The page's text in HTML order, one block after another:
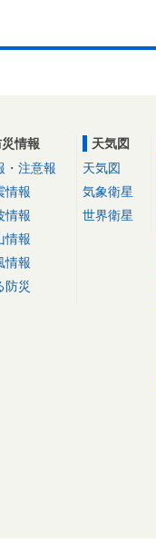
災情報
・注意報
情報
情報
情報
情報
防災
天気図
天気図
気象衛星
世界衛星